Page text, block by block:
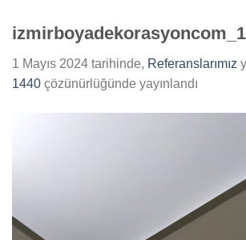
1 Mayıs 2024 tarihinde, Referanslarımız
1440 çözünürlüğünde yayınlandı